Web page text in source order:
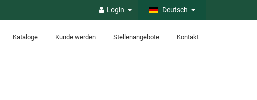
Login Deutsch
Kataloge Kunde werden Stellenangebote Kontakt